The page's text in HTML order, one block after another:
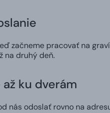
začneme pracovať na
na druhý deň.
ku dverám
nás odoslať rovno na